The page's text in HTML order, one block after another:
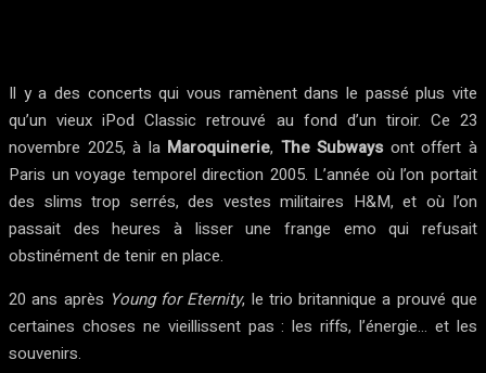
Il y a des concerts qui vous ramènent dans le passé plus vite
qu’un vieux iPod Classic retrouvé au fond d’un tiroir. Ce 23
novembre 2025, à la Maroquinerie, The Subwaysont offert à
Paris un voyage temporel direction 2005. L’année où l’on portait
des slims trop serrés, des vestes militaires H&M, et où l’on
passait des heures à lisser une frange emo qui refusait
obstinément de tenir en place.
20 ans après Young for Eternity, le trio britannique a prouvé que
certaines choses ne vieillissent pas : les riffs, l’énergie… et les
souvenirs.